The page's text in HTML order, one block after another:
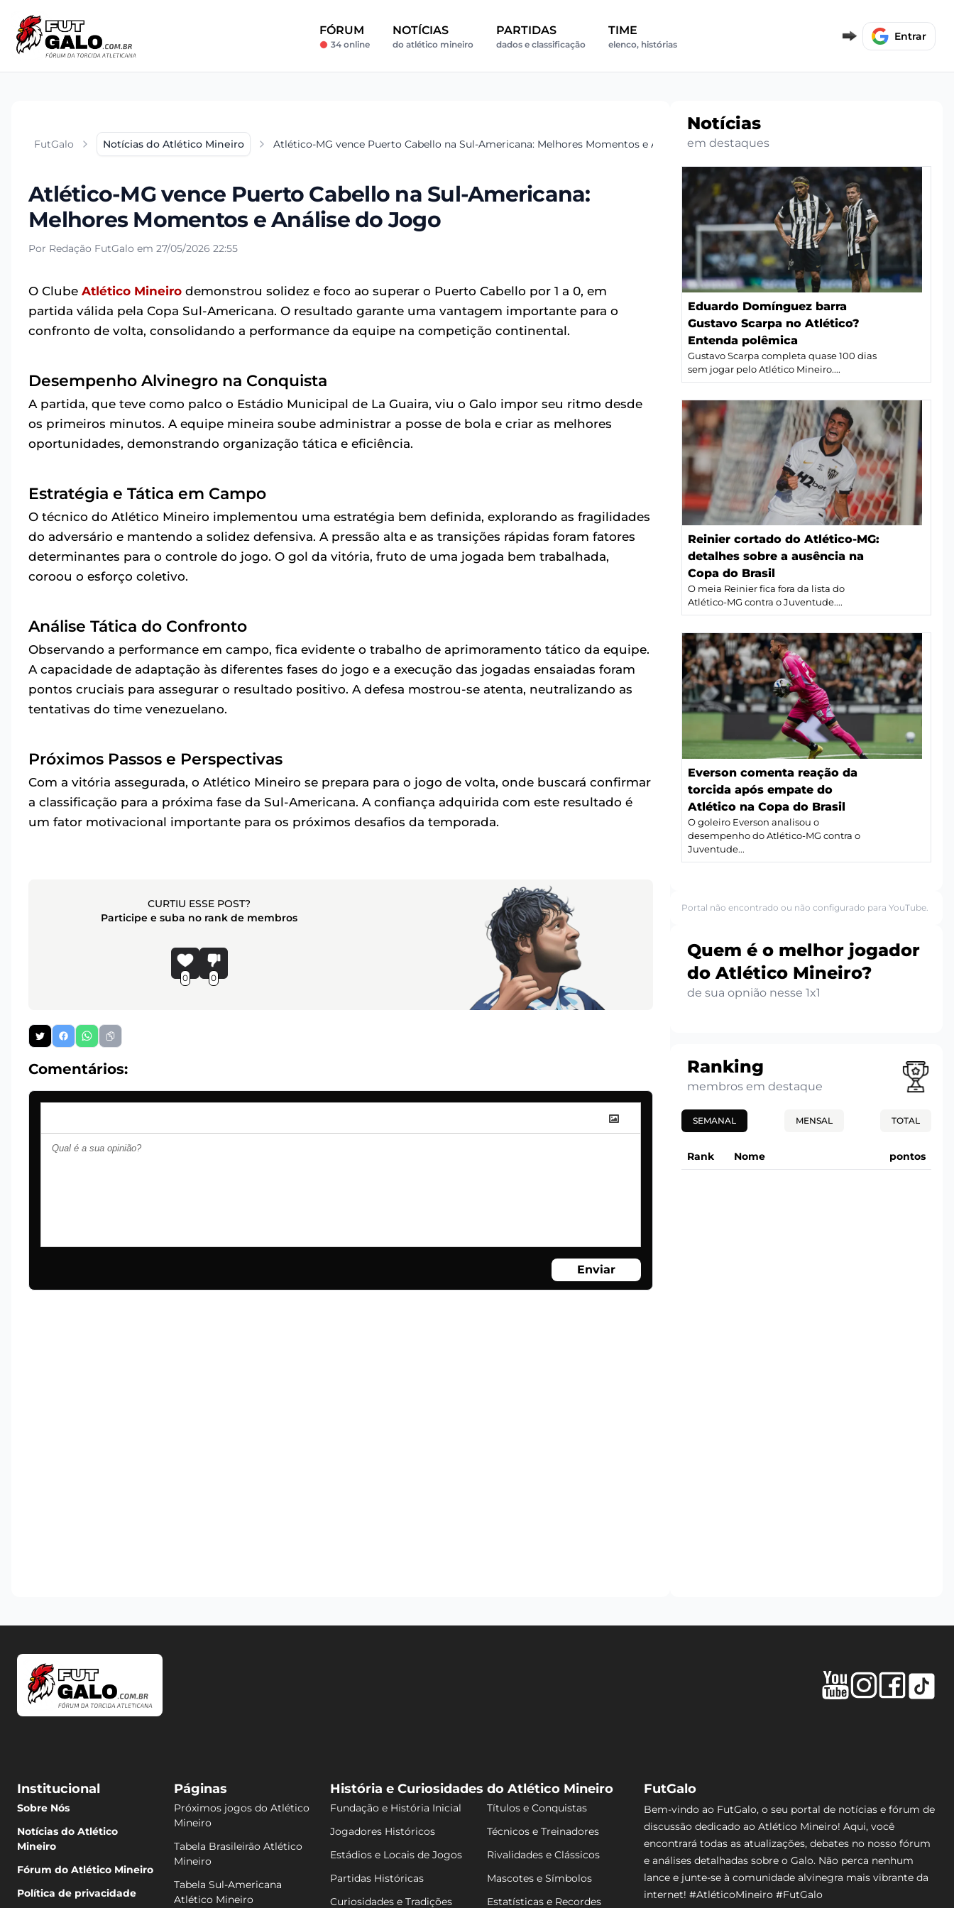
FÓRUM
34 online
NOTÍCIAS
do atlético mineiro
PARTIDAS
dados e classificação
TIME
elenco, histórias
Entrar
FutGalo Notícias do Atlético Mineiro Atlético-MG vence Puerto Cabello na Sul-Americana: Melhores Momentos e Análise do Jogo
Atlético-MG vence Puerto Cabello na Sul-Americana:
Melhores Momentos e Análise do Jogo
Por Redação FutGalo em 27/05/2026 22:55
O Clube Atlético Mineiro demonstrou solidez e foco ao superar o Puerto Cabello por 1 a 0, em
partida válida pela Copa Sul-Americana. O resultado garante uma vantagem importante para o
confronto de volta, consolidando a performance da equipe na competição continental.
Desempenho Alvinegro na Conquista
A partida, que teve como palco o Estádio Municipal de La Guaira, viu o Galo impor seu ritmo desde
os primeiros minutos. A equipe mineira soube administrar a posse de bola e criar as melhores
oportunidades, demonstrando organização tática e eficiência.
Estratégia e Tática em Campo
O técnico do Atlético Mineiro implementou uma estratégia bem definida, explorando as fragilidades
do adversário e mantendo a solidez defensiva. A pressão alta e as transições rápidas foram fatores
determinantes para o controle do jogo. O gol da vitória, fruto de uma jogada bem trabalhada,
coroou o esforço coletivo.
Análise Tática do Confronto
Observando a performance em campo, fica evidente o trabalho de aprimoramento tático da equipe.
A capacidade de adaptação às diferentes fases do jogo e a execução das jogadas ensaiadas foram
pontos cruciais para assegurar o resultado positivo. A defesa mostrou-se atenta, neutralizando as
tentativas do time venezuelano.
Próximos Passos e Perspectivas
Com a vitória assegurada, o Atlético Mineiro se prepara para o jogo de volta, onde buscará confirmar
a classificação para a próxima fase da Sul-Americana. A confiança adquirida com este resultado é
um fator motivacional importante para os próximos desafios da temporada.
CURTIU ESSE POST?
Participe e suba no rank de membros
0 0
Comentários:
Enviar
Notícias
em destaques
Eduardo Domínguez barra
Gustavo Scarpa no Atlético?
Entenda polêmica
Gustavo Scarpa completa quase 100 dias
sem jogar pelo Atlético Mineiro....
Reinier cortado do Atlético-MG:
detalhes sobre a ausência na
Copa do Brasil
O meia Reinier fica fora da lista do
Atlético-MG contra o Juventude....
Everson comenta reação da
torcida após empate do
Atlético na Copa do Brasil
O goleiro Everson analisou o
desempenho do Atlético-MG contra o
Juventude...
Portal não encontrado ou não configurado para YouTube.
Quem é o melhor jogador
do Atlético Mineiro?
de sua opnião nesse 1x1
Ranking
membros em destaque
SEMANAL MENSAL TOTAL
Rank Nome pontos
Institucional
Sobre Nós
Notícias do Atlético
Mineiro
Fórum do Atlético Mineiro
Política de privacidade
Páginas
Próximos jogos do Atlético
Mineiro
Tabela Brasileirão Atlético
Mineiro
Tabela Sul-Americana
Atlético Mineiro
História e Curiosidades do Atlético Mineiro
Fundação e História Inicial
Títulos e Conquistas
Jogadores Históricos
Técnicos e Treinadores
Estádios e Locais de Jogos
Rivalidades e Clássicos
Partidas Históricas
Mascotes e Símbolos
Curiosidades e Tradições
Estatísticas e Recordes
FutGalo
Bem-vindo ao FutGalo, o seu portal de notícias e fórum de
discussão dedicado ao Atlético Mineiro! Aqui, você
encontrará todas as atualizações, debates no nosso fórum
e análises detalhadas sobre o Galo. Não perca nenhum
lance e junte-se à comunidade alvinegra mais vibrante da
internet! #AtléticoMineiro #FutGalo